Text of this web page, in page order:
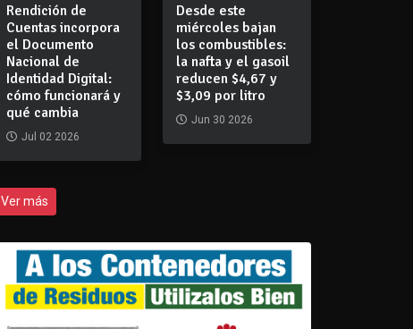
Rendición de
Cuentas incorpora
el Documento
Nacional de
Identidad Digital:
cómo funcionará y
qué cambia
Jul 02 2026
Desde este
miércoles bajan
los combustibles:
la nafta y el gasoil
reducen $4,67 y
$3,09 por litro
Jun 30 2026
Ver más